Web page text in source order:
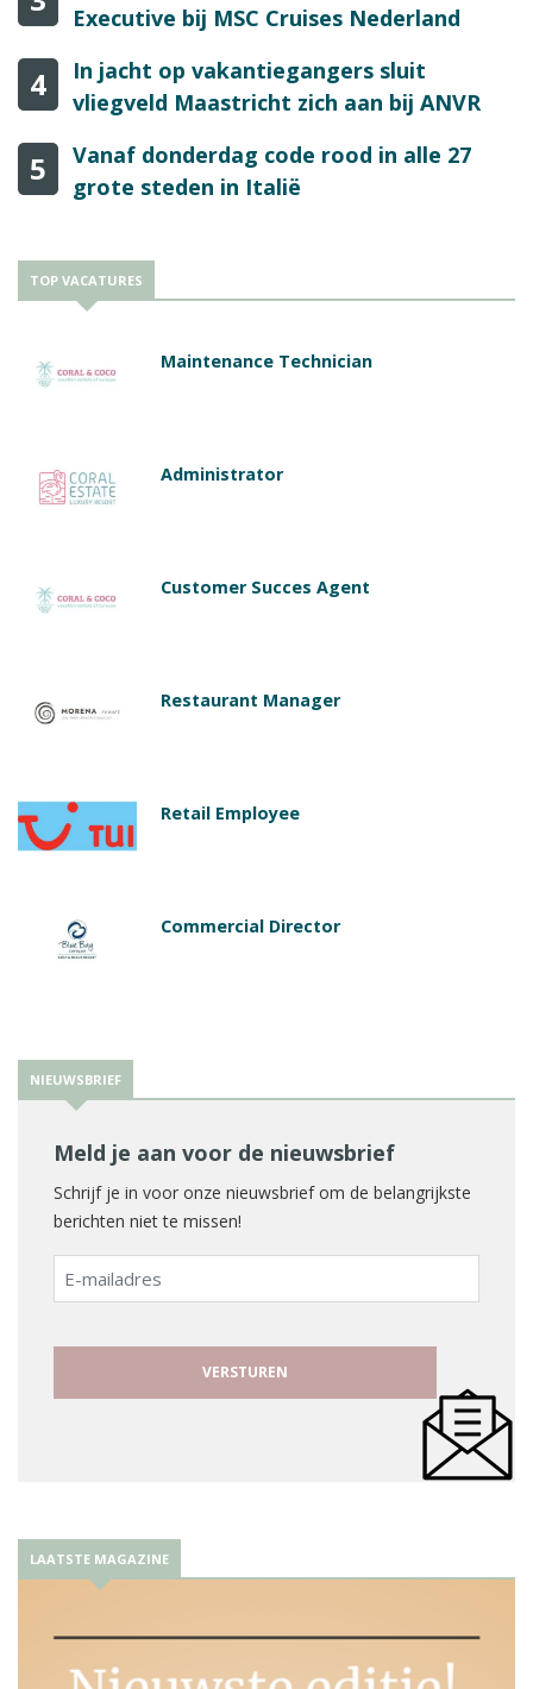
Executive bij MSC Cruises Nederland
4
In jacht op vakantiegangers sluit
vliegveld Maastricht zich aan bij ANVR
5
Vanaf donderdag code rood in alle 27
grote steden in Italië
TOP VACATURES
Maintenance Technician
Administrator
Customer Succes Agent
Restaurant Manager
Retail Employee
Commercial Director
NIEUWSBRIEF
Meld je aan voor de nieuwsbrief
Schrijf je in voor onze nieuwsbrief om de belangrijkste
berichten niet te missen!
E-
mailadres
LAATSTE MAGAZINE